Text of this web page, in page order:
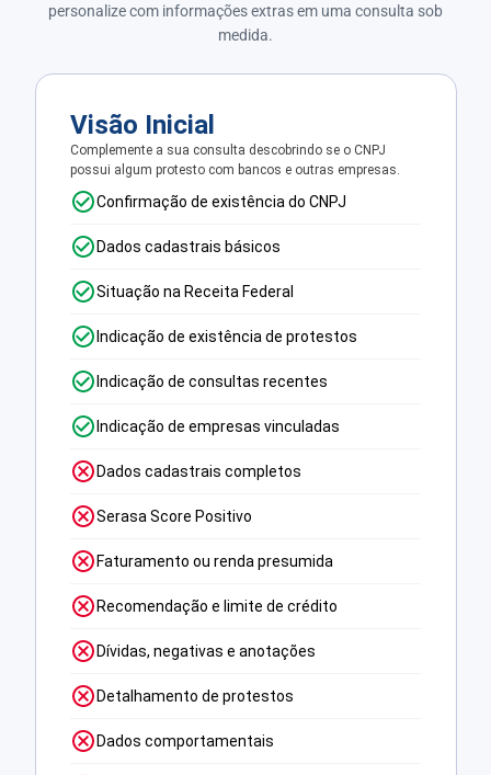
personalize com informações extras em uma consulta sob
medida.
Visão Inicial
Complemente a sua consulta descobrindo se o CNPJ
possui algum protesto com bancos e outras empresas.
Confirmação de existência do CNPJ
Dados cadastrais básicos
Situação na Receita Federal
Indicação de existência de protestos
Indicação de consultas recentes
Indicação de empresas vinculadas
Dados cadastrais completos
Serasa Score Positivo
Faturamento ou renda presumida
Recomendação e limite de crédito
Dívidas, negativas e anotações
Detalhamento de protestos
Dados comportamentais